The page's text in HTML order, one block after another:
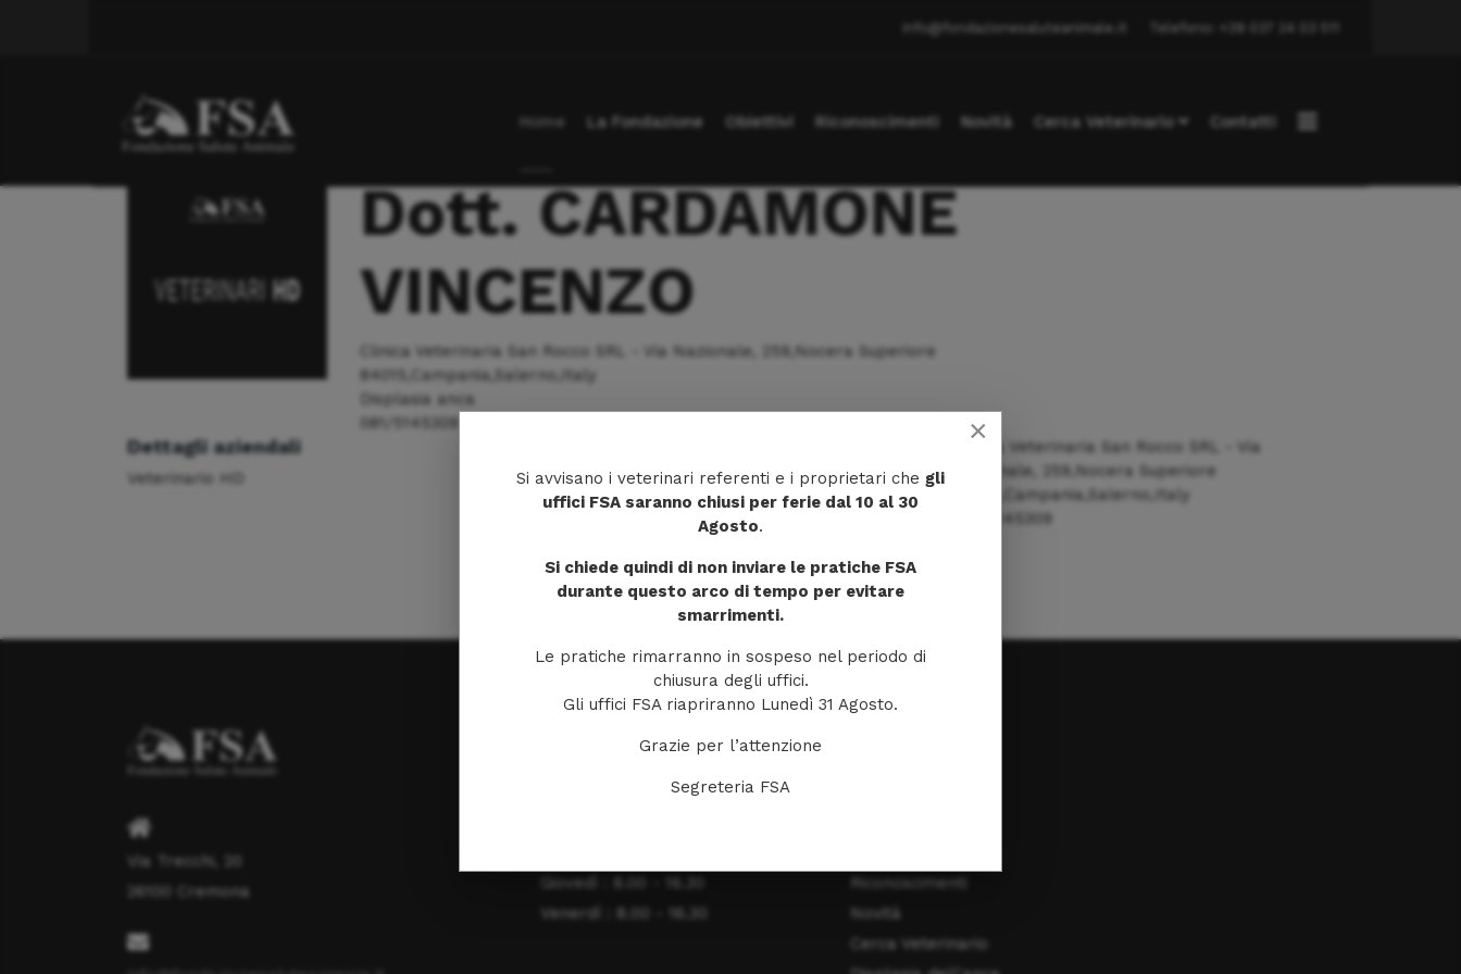
info@fondazionesaluteanimale.it Telefono: +39 037 24 03 511
Home La Fondazione Obiettivi Riconoscimenti Novità Cerca Veterinario Contatti
Displasia anca
Dott. CARDAMONE VINCENZO
Dott. CARDAMONE
VINCENZO
Clinica Veterinaria San Rocco SRL - Via Nazionale, 259,Nocera Superiore
84015,Campania,Salerno,Italy
Displasia anca
081/5145309
Dettagli aziendali
Veterinario HD
Clinica Veterinaria San Rocco SRL - Via
Nazionale, 259,Nocera Superiore
84015,Campania,Salerno,Italy
081/5145309
Via Trecchi, 20
26100 Cremona
Lunedì: 8.00 - 16.30
Giovedì : 8.00 - 16.30
Venerdì : 8.00 - 16.30
Riconoscimenti
Novità
Cerca Veterinario
×
Si avvisano i veterinari referenti e i proprietari che gli
uffici FSA saranno chiusi per ferie dal 10 al 30
Agosto.
Si chiede quindi di non inviare le pratiche FSA
durante questo arco di tempo per evitare
smarrimenti.
Le pratiche rimarranno in sospeso nel periodo di
chiusura degli uffici.
Gli uffici FSA riapriranno Lunedì 31 Agosto.
Grazie per l’attenzione
Segreteria FSA